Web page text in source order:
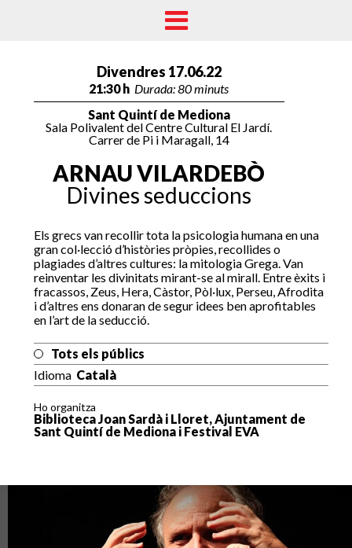
Divendres 17.06.22
21:30 h Durada: 80 minuts
Sant Quintí de Mediona
Sala Polivalent del Centre Cultural El Jardí.
Carrer de Pi i Maragall, 14
ARNAU VILARDEBÒ
Divines seduccions
Els grecs van recollir tota la psicologia humana en una
gran col·lecció d’històries pròpies, recollides o
plagiades d’altres cultures: la mitologia Grega. Van
reinventar les divinitats mirant-se al mirall. Entre èxits i
fracassos, Zeus, Hera, Càstor, Pòl·lux, Perseu, Afrodita
i d’altres ens donaran de segur idees ben aprofitables
en l’art de la seducció.
Tots els públics
Idioma Català
Ho organitza
Biblioteca Joan Sardà i Lloret, Ajuntament de
Sant Quintí de Mediona i Festival EVA